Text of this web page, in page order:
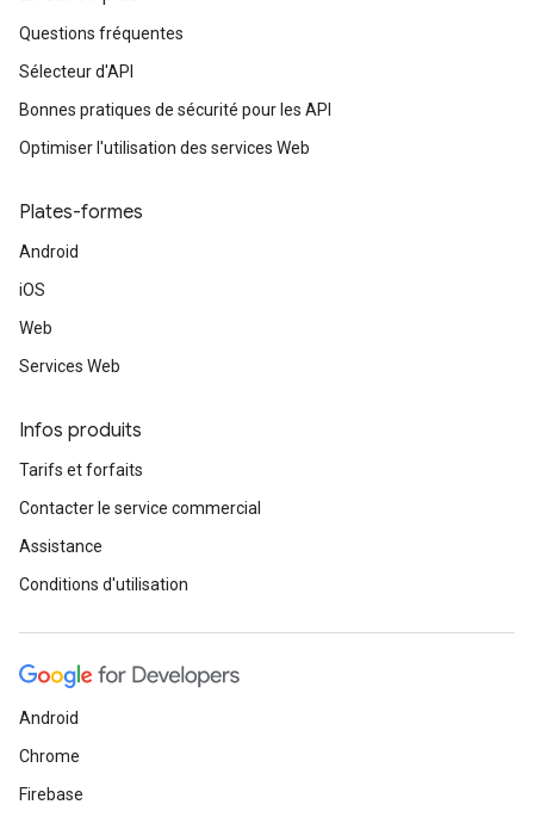
Questions fréquentes
Sélecteur d'API
Bonnes pratiques de sécurité pour les API
Optimiser l'utilisation des services Web
Plates-formes
Android
iOS
Web
Services Web
Infos produits
Tarifs et forfaits
Contacter le service commercial
Assistance
Conditions d'utilisation
Android
Chrome
Firebase